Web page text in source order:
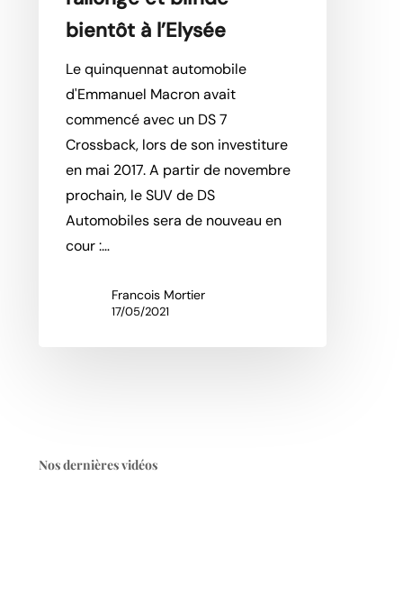
bientôt à l’Elysée
Le quinquennat automobile
d'Emmanuel Macron avait
commencé avec un DS 7
Crossback, lors de son investiture
en mai 2017. A partir de novembre
prochain, le SUV de DS
Automobiles sera de nouveau en
cour :…
Francois Mortier
17/05/2021
Nos dernières vidéos